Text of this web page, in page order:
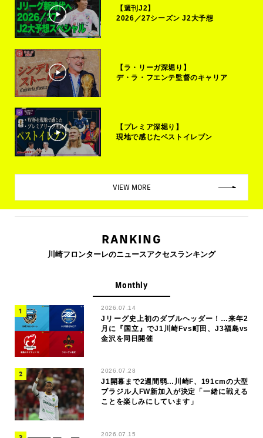
【週刊J2】
2026／27シーズン J2大予想
【ラ・リーガ深堀り】
デ・ラ・フエンテ監督のキャリア
【プレミア深堀り】
現地で感じたベストイレブン
VIEW MORE
RANKING
川崎フロンターレのニュースアクセスランキング
Monthly
2026.07.14
Jリーグ史上初のダブルヘッダー！…来年2
月に『国立』でJ1川崎Fvs町田、J3福島vs
金沢を同日開催
2026.07.28
J1開幕まで2週間弱…川崎F、191cmの大型
ブラジル人FW新加入が決定「一緒に戦える
ことを楽しみにしています」
2026.07.15